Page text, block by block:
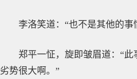
李洛笑道：“也不是其他的
郑平一怔，旋即皱眉道：“
劣势很大啊。”